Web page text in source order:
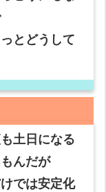
とどうして
土日になる
んだが
では安定化